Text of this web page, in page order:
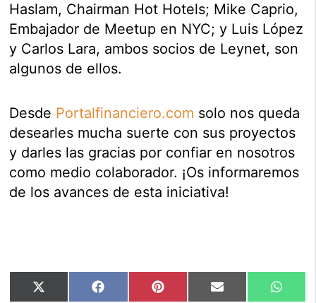
Haslam, Chairman Hot Hotels; Mike Caprio,
Embajador de Meetup en NYC; y Luis López
y Carlos Lara, ambos socios de Leynet, son
algunos de ellos.
Desde Portalfinanciero.com solo nos queda
desearles mucha suerte con sus proyectos
y darles las gracias por confiar en nosotros
como medio colaborador. ¡Os informaremos
de los avances de esta iniciativa!
Compartir
X Compartir
Facebook Compartir
Pinterest Compartir
Email